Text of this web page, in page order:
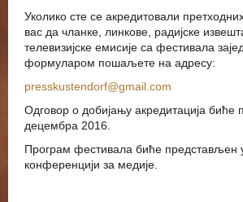
Уколико сте се акредитовали
вас да чланке, линкове, радијске
телевизијске емисије са фестивала
формуларом пошаљете на адресу:
presskustendorf@gmail.com
Одговор о добијању акредитација биће
децембра 2016.
Програм фестивала биће представљен
конференцији за медије.